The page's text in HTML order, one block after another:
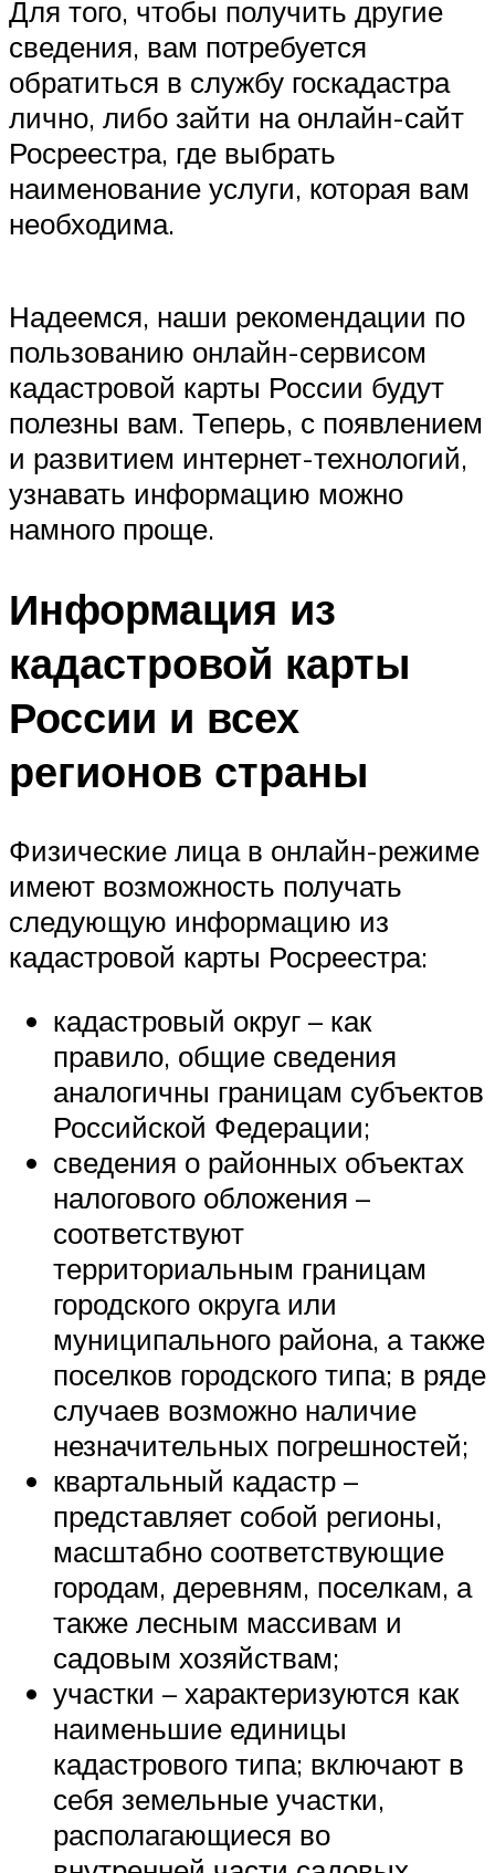
Для того, чтобы получить другие
сведения, вам потребуется
обратиться в службу госкадастра
лично, либо зайти на онлайн-сайт
Росреестра, где выбрать
наименование услуги, которая вам
необходима.
Надеемся, наши рекомендации по
пользованию онлайн-сервисом
кадастровой карты России будут
полезны вам. Теперь, с появлением
и развитием интернет-технологий,
узнавать информацию можно
намного проще.
Информация из
кадастровой карты
России и всех
регионов страны
Физические лица в онлайн-режиме
имеют возможность получать
следующую информацию из
кадастровой карты Росреестра:
кадастровый округ – как
правило, общие сведения
аналогичны границам субъектов
Российской Федерации;
сведения о районных объектах
налогового обложения –
соответствуют
территориальным границам
городского округа или
муниципального района, а также
поселков городского типа; в ряде
случаев возможно наличие
незначительных погрешностей;
квартальный кадастр –
представляет собой регионы,
масштабно соответствующие
городам, деревням, поселкам, а
также лесным массивам и
садовым хозяйствам;
участки – характеризуются как
наименьшие единицы
кадастрового типа; включают в
себя земельные участки,
располагающиеся во